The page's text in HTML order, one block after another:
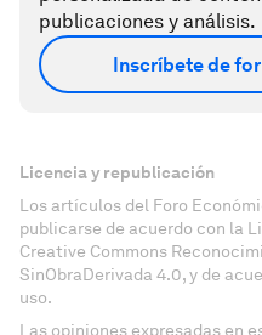
publicaciones y análisis.
Inscríbete de
Licencia y republicación
Los artículos del Foro
publicarse de acuerdo con la
Creative Commons
SinObraDerivada 4.0, y de
uso.
Las opiniones expresadas en